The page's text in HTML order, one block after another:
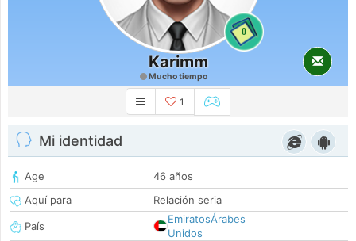
0
Karimm
Mucho tiempo
1
Mi identidad
Age
46 años
Aquí para
Relación seria
País
EmiratosÁrabes
Unidos